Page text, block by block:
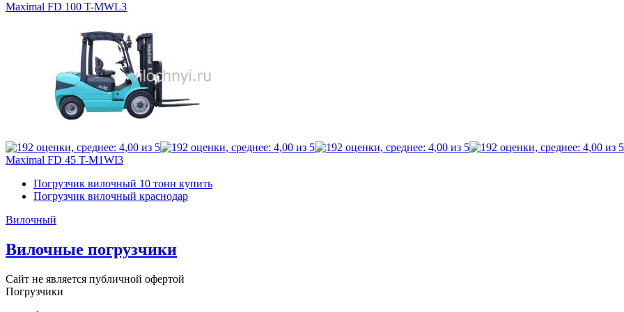
Maximal FD 100 T-MWL3
Maximal FD 45 T-M1WI3
Погрузчик вилочный 10 тонн купить
Погрузчик вилочный краснодар
Вилочный
Вилочные погрузчики
Сайт не является публичной офертой
Погрузчики